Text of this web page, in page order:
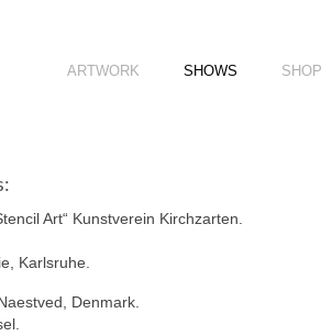
ARTWORK SHOWS SHOP
Art“ Kunstverein Kirchzarten.
Karlsruhe.
Denmark.